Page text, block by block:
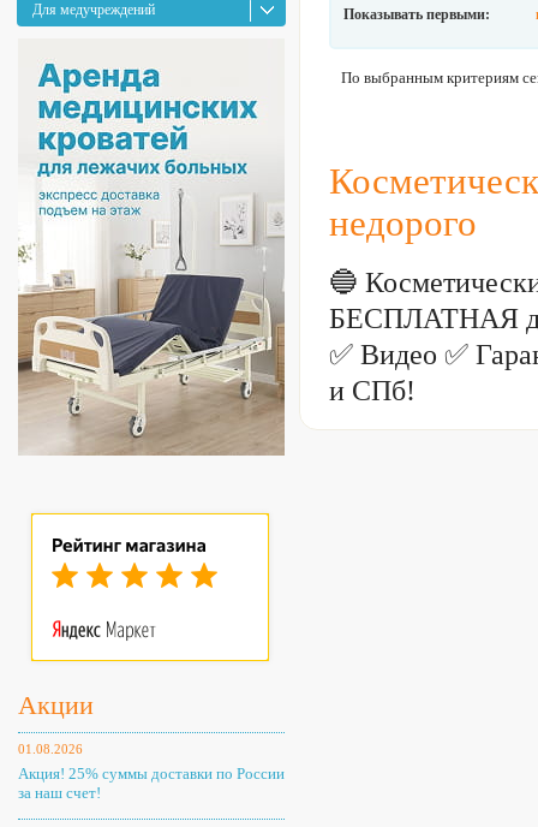
Для медучреждений
Акции
01.08.2026
Акция! 25% суммы доставки по России
за наш счет!
Показывать первыми:
По выбранным критериям
недорого
🔵
БЕСПЛАТНАЯ
✅ Видео ✅
и СПб!